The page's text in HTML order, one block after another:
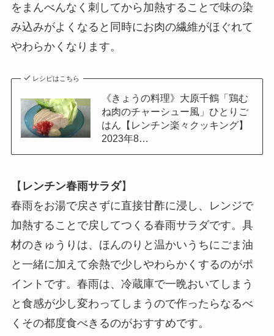
をまんべんなく刺してから加熱することで味の染
み込みがよくなると同時にお肉の繊維がほぐれて
やわらかくなります。
レシピはこちら
《きょうの料理》大原千鶴「鶏む
ね肉のチャーシュー風」ひとりご
はん【レンチン楽々クッキング】
2023年8…
【 レンチン春雨サラダ】
春雨をお湯で戻さずに直接甘酢に浸し、レンジで
加熱することで戻してつくる春雨サラダです。具
材のきゅうりは、ほんのりと温かいうちにごま油
と一緒に加えて余熱で少しやわらかくするのがポ
イントです。春雨は、冷蔵庫で一晩おいてしまう
と食感が少し変わってしまうので作ったらなるべ
くその都度食べきるのがおすすめです。